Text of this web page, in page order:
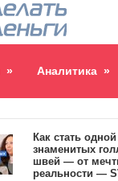
» Аналитика »
Как стать одной из
знаменитых
швей — от мечты к
реальности —